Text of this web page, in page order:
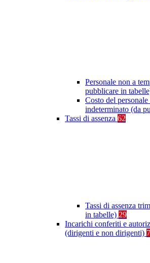
Personale non a
pubblicare in
Costo del
indeterminato (da
Tassi di assenza 62
Tassi di assenza
in tabelle) 29
Incarichi conferiti e
(dirigenti e non dirigenti)